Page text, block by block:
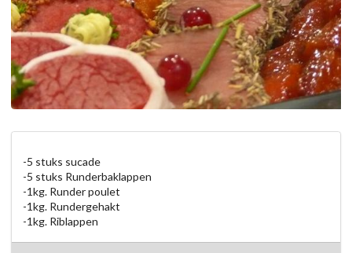
-5 stuks sucade
-5 stuks Runderbaklappen
-1kg. Runder poulet
-1kg. Rundergehakt
-1kg. Riblappen